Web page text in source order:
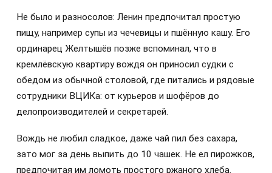
Не было и разносолов: Ленин предпочитал простую
пищу, например супы из чечевицы и пшённую кашу. Его
ординарец Желтышёв позже вспоминал, что в
кремлёвскую квартиру вождя он приносил судки с
обедом из обычной столовой, где питались и рядовые
сотрудники ВЦИКа: от курьеров и шофёров до
делопроизводителей и секретарей.
Вождь не любил сладкое, даже чай пил без сахара,
зато мог за день выпить до 10 чашек. Не ел пирожков,
предпочитая им ломоть простого ржаного хлеба.